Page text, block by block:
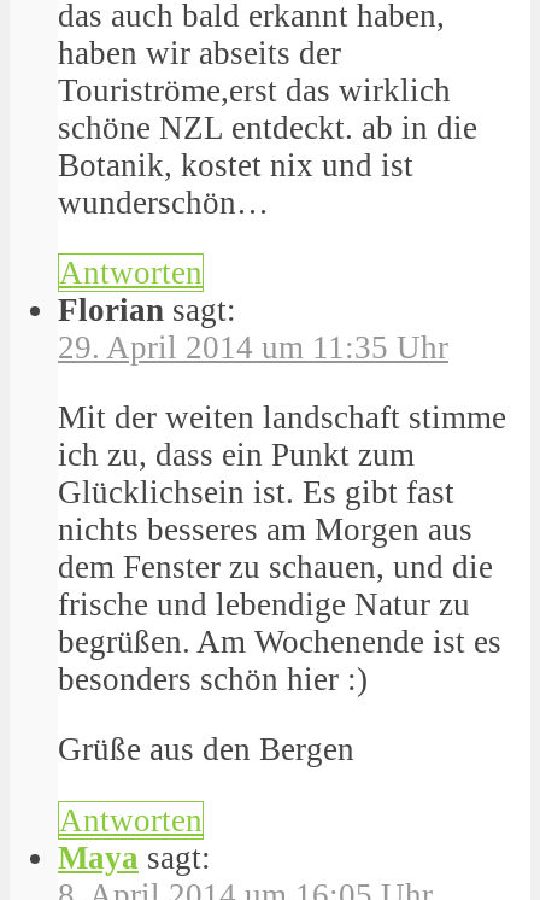
das auch bald erkannt haben,
haben wir abseits der
Touriströme,erst das wirklich
schöne NZL entdeckt. ab in die
Botanik, kostet nix und ist
wunderschön…
Antworten
Florian sagt:
29. April 2014 um 11:35 Uhr
Mit der weiten landschaft stimme
ich zu, dass ein Punkt zum
Glücklichsein ist. Es gibt fast
nichts besseres am Morgen aus
dem Fenster zu schauen, und die
frische und lebendige Natur zu
begrüßen. Am Wochenende ist es
besonders schön hier :)
Grüße aus den Bergen
Antworten
Maya sagt: